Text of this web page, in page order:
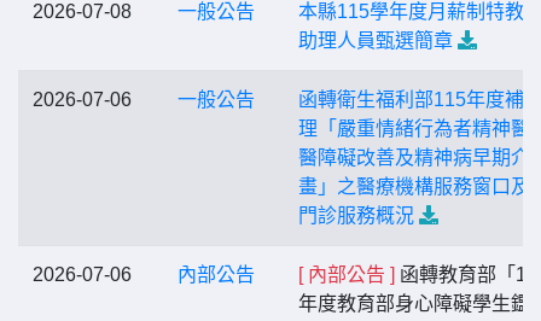
2026-07-08 一般公告
本縣115學年度月薪制特教
助理人員甄選簡章
2026-07-06 一般公告
函轉衛生福利部115年度補
理「嚴重情緒行為者精神醫
醫障礙改善及精神病早期介
畫」之醫療機構服務窗口及
門診服務概況
2026-07-06 內部公告 [ 內部公告 ] 函轉教育部「
年度教育部身心障礙學生鑑